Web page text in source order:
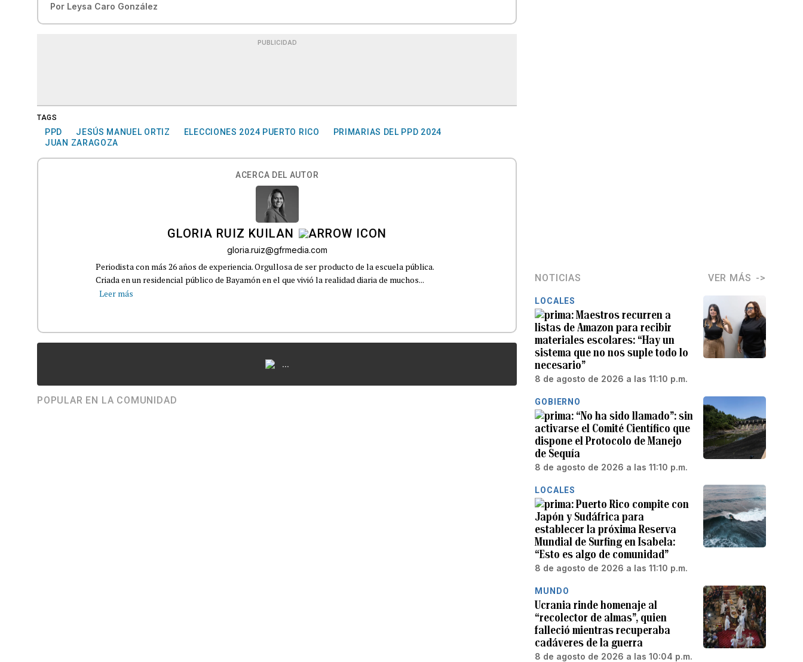
Por Leysa Caro González
PUBLICIDAD
TAGS
PPD JESÚS MANUEL ORTIZ ELECCIONES 2024 PUERTO RICO
PRIMARIAS DEL PPD 2024
JUAN ZARAGOZA
ACERCA DEL AUTOR
GLORIA RUIZ KUILAN
gloria.ruiz@gfrmedia.com
Periodista con más 26 años de experiencia. Orgullosa de ser producto de la escuela pública.
Criada en un residencial público de Bayamón en el que vivió la realidad diaria de muchos...
Leer más
...
POPULAR EN LA COMUNIDAD
NOTICIAS VER MÁS
LOCALES
Maestros recurren a
listas de Amazon para recibir
materiales escolares: “Hay un
sistema que no nos suple todo lo
necesario”
8 de agosto de 2026 a las 11:10 p.m.
GOBIERNO
“No ha sido llamado”: sin
activarse el Comité Científico que
dispone el Protocolo de Manejo
de Sequía
8 de agosto de 2026 a las 11:10 p.m.
LOCALES
Puerto Rico compite con
Japón y Sudáfrica para
establecer la próxima Reserva
Mundial de Surfing en Isabela:
“Esto es algo de comunidad”
8 de agosto de 2026 a las 11:10 p.m.
MUNDO
Ucrania rinde homenaje al
“recolector de almas”, quien
falleció mientras recuperaba
cadáveres de la guerra
8 de agosto de 2026 a las 10:04 p.m.